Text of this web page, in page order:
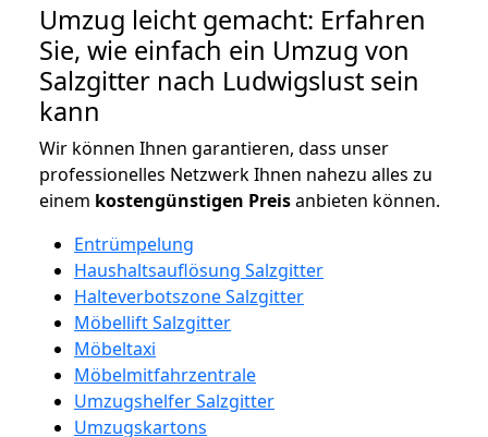
Umzug leicht gemacht: Erfahren
Sie, wie einfach ein Umzug von
Salzgitter nach Ludwigslust sein
kann
Wir können Ihnen garantieren, dass unser
professionelles Netzwerk Ihnen nahezu alles zu
einem kostengünstigen Preisanbieten können.
Entrümpelung
Haushaltsauflösung Salzgitter
Halteverbotszone Salzgitter
Möbellift Salzgitter
Möbeltaxi
Möbelmitfahrzentrale
Umzugshelfer Salzgitter
Umzugskartons